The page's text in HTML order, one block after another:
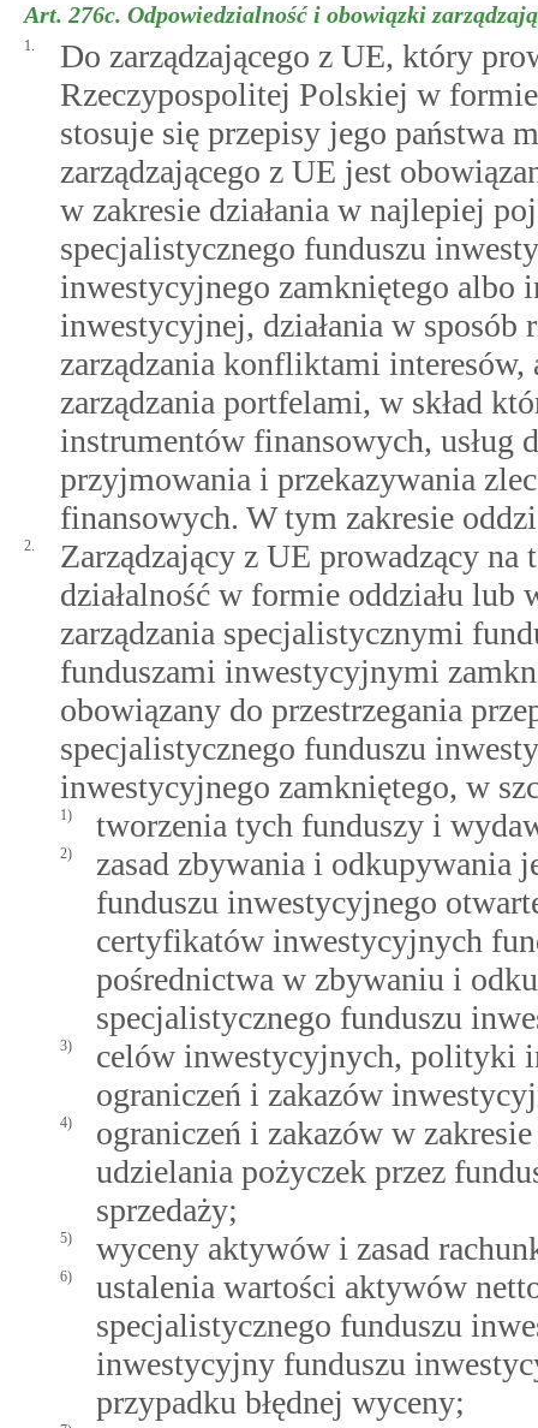
Art. 276c. Odpowiedzialność i obowiązki
1.
Do zarządzającego z UE, który
Rzeczypospolitej Polskiej w
stosuje się przepisy jego państwa
zarządzającego z UE jest
w zakresie działania w najlepiej
specjalistycznego funduszu
inwestycyjnego zamkniętego albo
inwestycyjnej, działania w
zarządzania konfliktami interesów,
zarządzania portfelami, w skład
instrumentów finansowych, usług
przyjmowania i przekazywania
finansowych. W tym zakresie
2.
Zarządzający z UE prowadzący
działalność w formie oddziału
zarządzania specjalistycznymi
funduszami inwestycyjnymi
obowiązany do przestrzegania
specjalistycznego funduszu
inwestycyjnego zamkniętego, w
1) tworzenia tych funduszy i
2)
zasad zbywania i odkupywania
funduszu inwestycyjnego
certyfikatów inwestycyjnych
pośrednictwa w zbywaniu i
specjalistycznego funduszu
3)
celów inwestycyjnych, polityki
ograniczeń i zakazów
4)
ograniczeń i zakazów w
udzielania pożyczek przez
sprzedaży;
5) wyceny aktywów i zasad
6)
ustalenia wartości aktywów
specjalistycznego funduszu
inwestycyjny funduszu
przypadku błędnej wyceny;